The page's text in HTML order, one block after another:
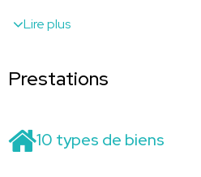
Lire plus
Prestations
10 types de biens